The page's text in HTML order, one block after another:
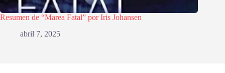
Resumen de “Marea Fatal” por Iris Johansen
abril 7, 2025